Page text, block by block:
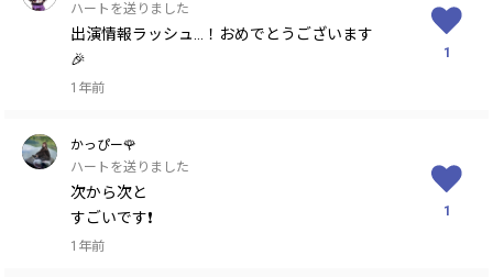
ハートを送りました
出演情報ラッシュ…！おめでとうございます
🎉
1年前
1
かっぴー🌹
ハートを送りました
次から次と
すごいです❗️
1年前
1